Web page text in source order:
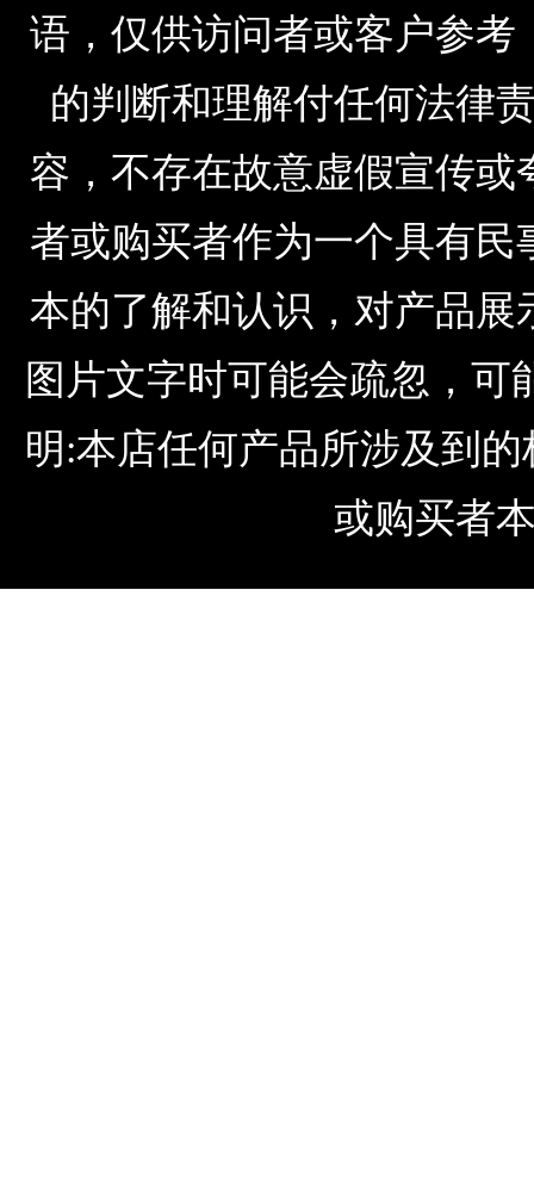
语，仅供访问者或客户参
的判断和理解付任何法律
容，不存在故意虚假宣传
者或购买者作为一个具有
本的了解和认识，对产品
图片文字时可能会疏忽，
明:本店任何产品所涉及到
或购买者